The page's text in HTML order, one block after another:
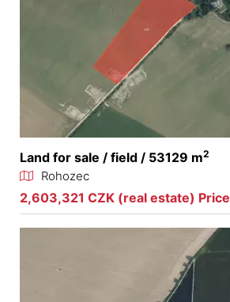
Land for sale / field / 53129 m2
Rohozec
2,603,321 CZK (real estate) Price